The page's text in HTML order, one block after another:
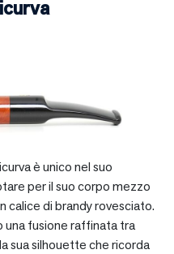
è unico nel suo
per il suo corpo mezzo
calice di brandy rovesciato.
una fusione raffinata tra
sua silhouette che ricorda